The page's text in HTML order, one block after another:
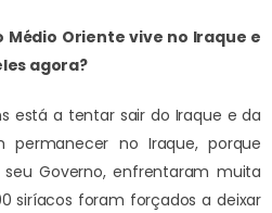
Médio Oriente vive no Iraque e
agora?
está a tentar sair do Iraque e da
permanecer no Iraque, porque
Governo, enfrentaram muita
siríacos foram forçados a deixar